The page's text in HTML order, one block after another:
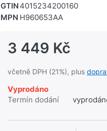
GTIN 4015234200160
MPN H960653AA
3 449 Kč
včetně DPH (21%), plus
Vyprodáno
Termín dodání